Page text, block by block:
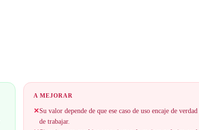
A MEJORAR
✕Su valor depende de que ese caso de uso encaje de
de trabajar.